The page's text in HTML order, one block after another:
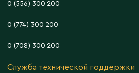
0 (556) 300 200
0 (774) 300 200
0 (708) 300 200
Служба технической поддержки